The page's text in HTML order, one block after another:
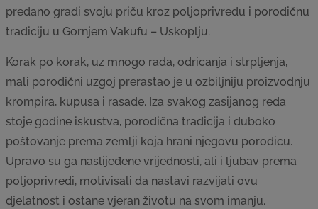
predano gradi svoju priču kroz poljoprivredu i porodičnu
tradiciju u Gornjem Vakufu – Uskoplju.
Korak po korak, uz mnogo rada, odricanja i strpljenja,
mali porodični uzgoj prerastao je u ozbiljniju proizvodnju
krompira, kupusa i rasade. Iza svakog zasijanog reda
stoje godine iskustva, porodična tradicija i duboko
poštovanje prema zemlji koja hrani njegovu porodicu.
Upravo su ga naslijeđene vrijednosti, ali i ljubav prema
poljoprivredi, motivisali da nastavi razvijati ovu
djelatnost i ostane vjeran životu na svom imanju.